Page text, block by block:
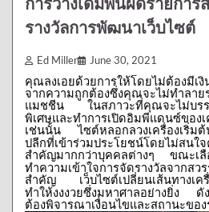
รางวัลการพัฒนาเว็บไซต์
Ed Miller June 30, 2021
คุณลงเอยด้วยการให้โดยไม่ต้องมีเงิ
จากความถูกต้องซึ่งคุณจะไม่ทำลาย
แมชชีน
ในสภาวะที่คุณจะไม่บร
พิเศษและทำการเปิดอิมพีแดนซ์ของเ
เช่นนั้น
ไซต์หลอกลวงเครื่องเริ่ม
ปลีกที่เข้าร่วมประโยชน์โดยไม่สนใ
สำคัญมากกว่าบุคคลต่างๆ
ขณะเ
ทำความเข้าใจการจัดรางวัลจากสว
สำคัญ
เว็บไซต์เปลี่ยนเส้นทางเค
ทำให้งงงวยซึ่งมหาศาลอย่างยิ่ง
ดั
ต้องพิจารณาเงื่อนไขและสถานะของ